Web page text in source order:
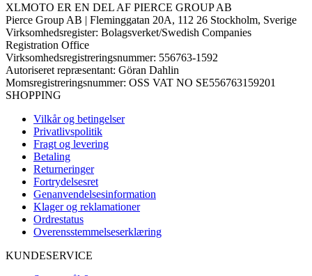
XLMOTO ER EN DEL AF PIERCE GROUP AB
Pierce Group AB | Fleminggatan 20A, 112 26 Stockholm, Sverige
Virksomhedsregister: Bolagsverket/Swedish Companies
Registration Office
Virksomhedsregistreringsnummer: 556763-1592
Autoriseret repræsentant: Göran Dahlin
Momsregistreringsnummer: OSS VAT NO SE556763159201
SHOPPING
Vilkår og betingelser
Privatlivspolitik
Fragt og levering
Betaling
Returneringer
Fortrydelsesret
Genanvendelsesinformation
Klager og reklamationer
Ordrestatus
Overensstemmelseserklæring
KUNDESERVICE